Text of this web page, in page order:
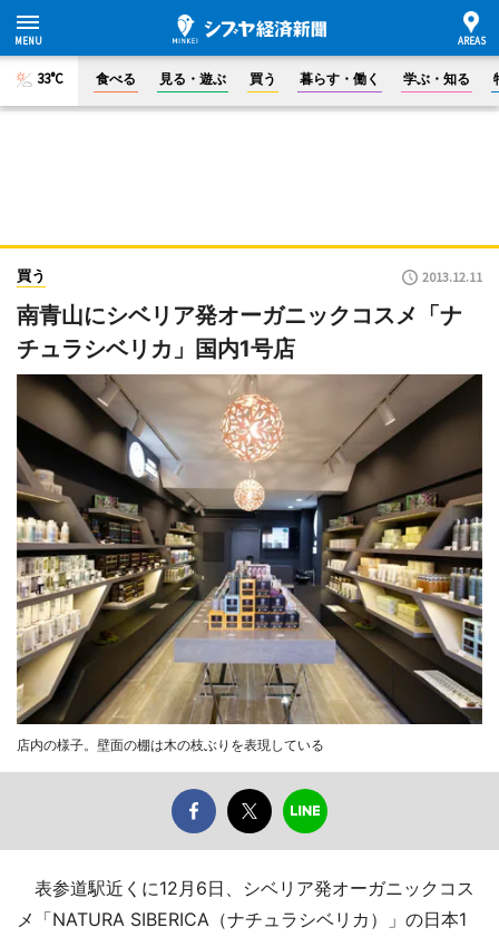
33°C 食べる 見る・遊ぶ 買う 暮らす・働く 学ぶ・知る
買う 2013.12.11
南青山にシベリア発オーガニックコスメ「ナ
チュラシベリカ」国内1号店
店内の様子。壁面の棚は木の枝ぶりを表現している
表参道駅近くに12月6日、シベリア発オーガニックコス
メ「NATURA SIBERICA（ナチュラシベリカ）」の日本1